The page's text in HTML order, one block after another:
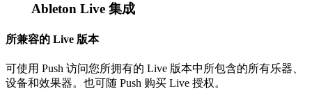
Ableton Live 集成
所兼容的 Live 版本
可使用 Push 访问您所拥有的 Live 版本中所包含的所有乐器、
设备和效果器。也可随 Push 购买 Live 授权。